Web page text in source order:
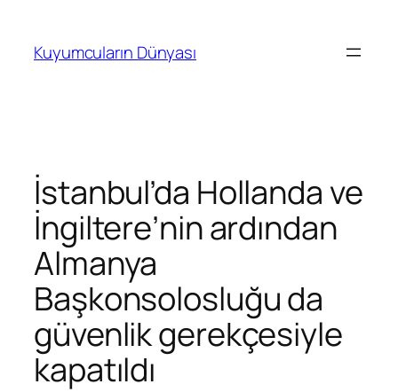
Kuyumcuların Dünyası
İstanbul’da Hollanda ve
İngiltere’nin ardından
Almanya
Başkonsolosluğu da
güvenlik gerekçesiyle
kapatıldı